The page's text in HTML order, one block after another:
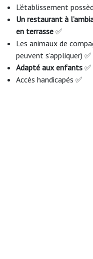
L’établissement
Un restaurant à
en terrasse ✅
Les animaux de
peuvent s’appliquer) ✅
Adapté aux enfants ✅
Accès handicapés ✅